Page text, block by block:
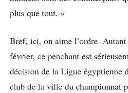
plus que tout. »
Bref, ici, on aime l’ordre.
février, ce penchant est
décision de la Ligue égyptienne
club de la ville du championnat